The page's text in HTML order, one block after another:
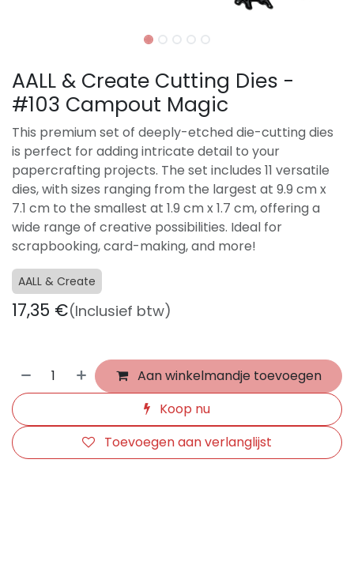
AALL & Create Cutting Dies -
#103 Campout Magic
This premium set of deeply-etched die-cutting dies
is perfect for adding intricate detail to your
papercrafting projects. The set includes 11 versatile
dies, with sizes ranging from the largest at 9.9 cm x
7.1 cm to the smallest at 1.9 cm x 1.7 cm, offering a
wide range of creative possibilities. Ideal for
scrapbooking, card-making, and more!
AALL & Create
17,35 €(Inclusief btw)
Aan winkelmandje toevoegen
Koop nu
Toevoegen aan verlanglijst